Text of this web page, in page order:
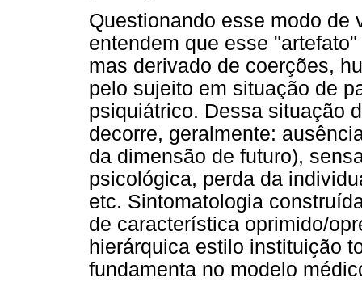
Questionando esse modo de
entendem que esse
mas derivado de coerções,
pelo sujeito em situação de
psiquiátrico. Dessa situação
decorre, geralmente:
da dimensão de futuro),
psicológica, perda da
etc. Sintomatologia
de característica oprimido/
hierárquica estilo instituição
fundamenta no modelo